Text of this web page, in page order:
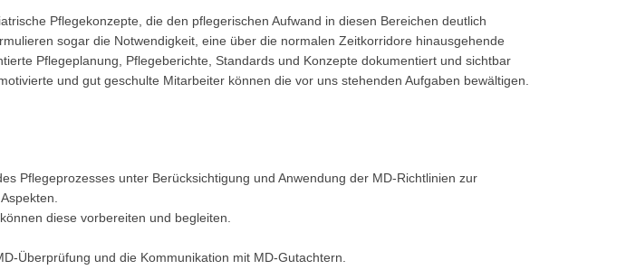
Pflegekonzepte, die den pflegerischen Aufwand in diesen Bereichen deutlich
sogar die Notwendigkeit, eine über die normalen Zeitkorridore hinausgehende
Pflegeplanung, Pflegeberichte, Standards und Konzepte dokumentiert und sichtbar
und gut geschulte Mitarbeiter können die vor uns stehenden Aufgaben bewältigen.
Pflegeprozesses unter Berücksichtigung und Anwendung der MD-Richtlinien zur
diese vorbereiten und begleiten.
Überprüfung und die Kommunikation mit MD-Gutachtern.